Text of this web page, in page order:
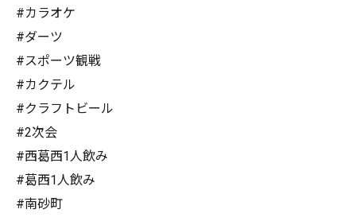
#カラオケ
#ダーツ
#スポーツ観戦
#カクテル
#クラフトビール
#2次会
#西葛西1人飲み
#葛西1人飲み
#南砂町